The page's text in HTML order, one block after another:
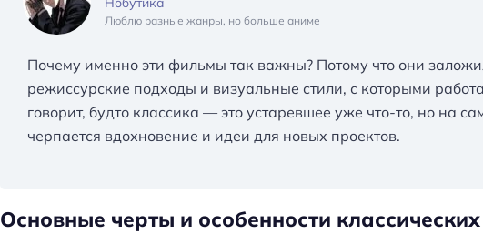
Люблю разные жанры, но больше аниме
Почему именно эти фильмы так важны? Потому что они
режиссурские подходы и визуальные стили, с которыми
говорит, будто классика — это устаревшее уже что-то, но на
черпается вдохновение и идеи для новых проектов.
Основные черты и особенности